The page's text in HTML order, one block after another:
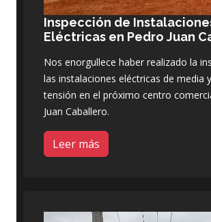
Inspección de
Eléctricas en Pedro Juan
Nos enorgullece haber realizado la
las instalaciones eléctricas de media
tensión en el próximo centro
Juan Caballero.
Leer más